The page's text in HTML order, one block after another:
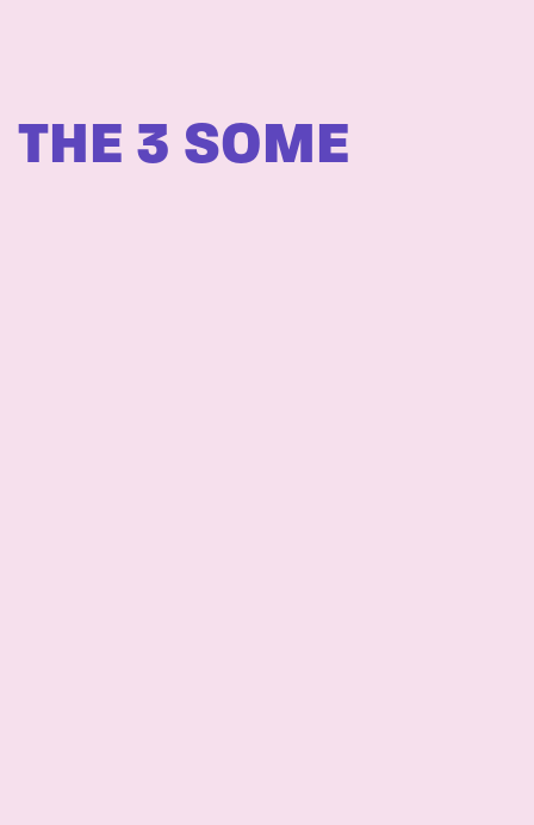
THE 3 SOME